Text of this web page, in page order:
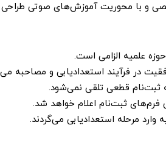
و با محوریت آموزش‌های صوتی
علمیه الزامی است.
در فرآیند استعداد‌یابی و مصاحبه
ثبت‌نام قطعی تلقی نمی‌شود.
فرم‌های ثبت‌نام اعلام خواهد شد.
وارد مرحله استعداد‌یابی می‌گردند.